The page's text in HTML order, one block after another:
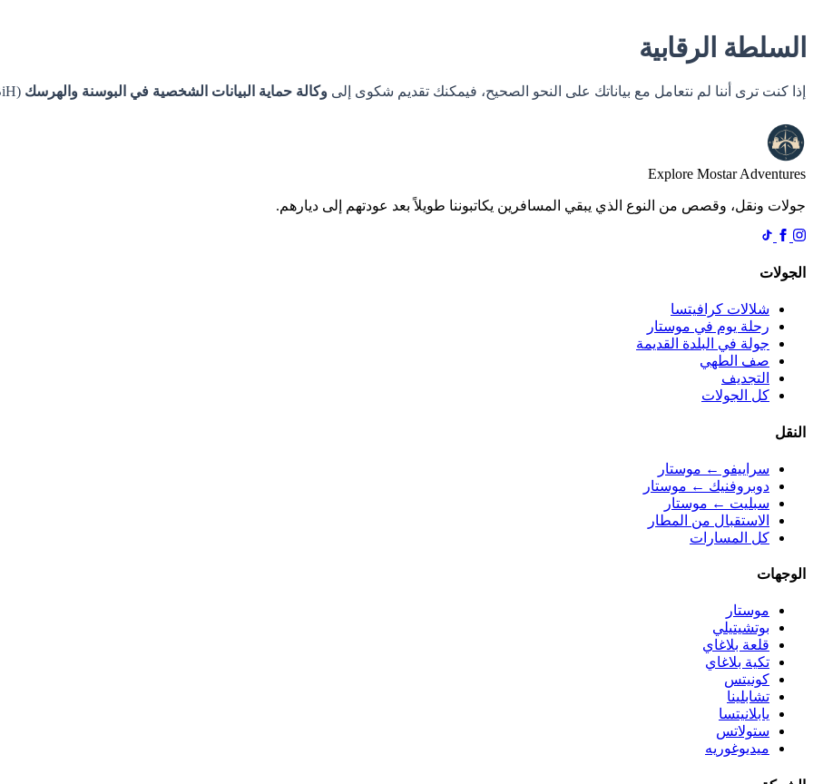
السلطة الرقابية
إذا كنت ترى أننا لم نتعامل مع بياناتك على النحو الصحيح، فيمكنك تقديم شكوى إلى وكالة حماية البيانات الشخصية في البوسنة والهرسك (Agencija za zaštitu ličnih podataka u BiH).
Explore MostarAdventures
جولات ونقل، وقصص من النوع الذي يبقي المسافرين يكاتبوننا طويلاً بعد عودتهم إلى ديارهم.
الجولات
شلالات كرافيتسا
رحلة يوم في موستار
جولة في البلدة القديمة
صف الطهي
التجديف
كل الجولات
النقل
سراييفو ← موستار
دوبروفنيك ← موستار
سبليت ← موستار
الاستقبال من المطار
كل المسارات
الوجهات
موستار
بوتشيتيلي
قلعة بلاغاي
تكية بلاغاي
كونيتس
تشابلينا
يابلانيتسا
ستولاتس
ميديوغوريه